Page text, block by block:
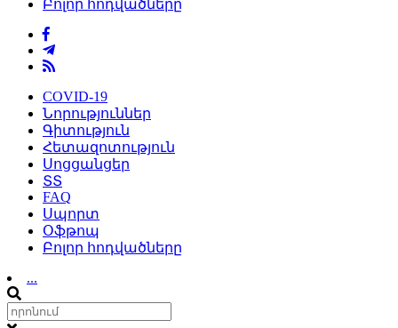
Բոլոր հոդվածները
COVID-19
Նորություններ
Գիտություն
Հետազոտություն
Սոցցանցեր
ՏՏ
FAQ
Սպորտ
Օֆթոպ
Բոլոր հոդվածները
...